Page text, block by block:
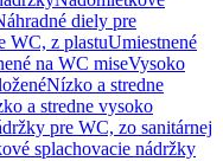
diely pre
WC, z plastuUmiestnené
na WC miseVysoko
Nízko a stredne
a stredne vysoko
pre WC, zo sanitárnej
splachovacie nádržky